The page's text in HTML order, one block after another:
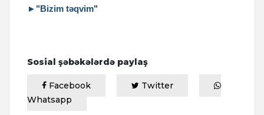
►"Bizim təqvim"
Sosial şəbəkələrdə paylaş
Facebook
Twitter
Whatsapp